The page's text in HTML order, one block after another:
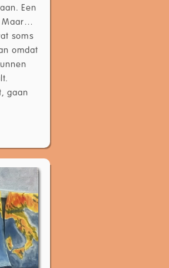
Een
Maar…
soms
omdat
gaan